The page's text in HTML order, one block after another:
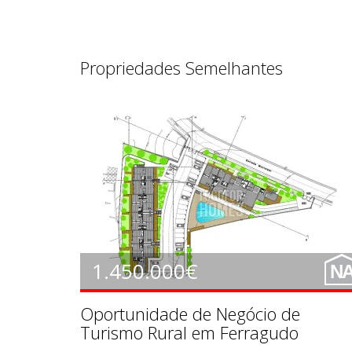
Propriedades Semelhantes
1.450.000€
Oportunidade de Negócio de
Turismo Rural em Ferragudo